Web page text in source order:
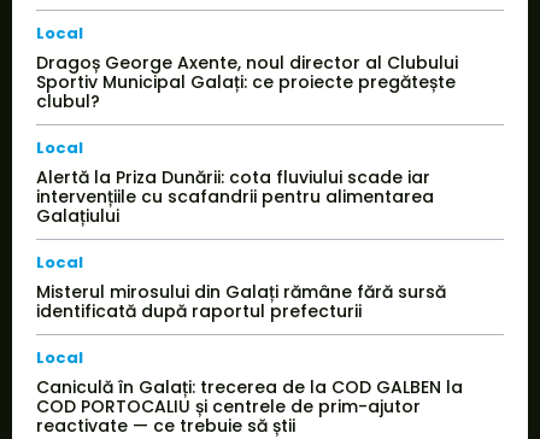
Local
Dragoș George Axente, noul director al Clubului
Sportiv Municipal Galați: ce proiecte pregătește
clubul?
Local
Alertă la Priza Dunării: cota fluviului scade iar
intervențiile cu scafandrii pentru alimentarea
Galațiului
Local
Misterul mirosului din Galați rămâne fără sursă
identificată după raportul prefecturii
Local
Caniculă în Galați: trecerea de la COD GALBEN la
COD PORTOCALIU și centrele de prim-ajutor
reactivate — ce trebuie să știi